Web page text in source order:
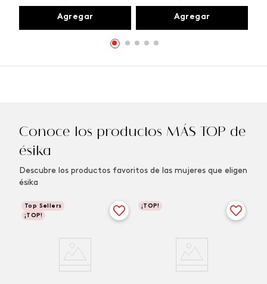
Agregar Agregar
Conoce los productos MÁS TOP de
ésika
Descubre los productos favoritos de las mujeres que eligen
ésika
Top Sellers
¡TOP!
¡TOP!